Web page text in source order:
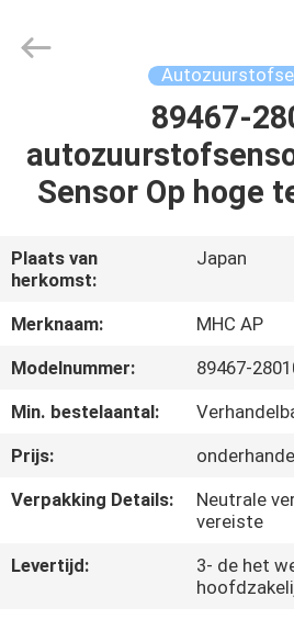
PRODUCTEN
ONGEVEER
ONS
FABRIEKSREIS
NEEM
OP
Limited.
89467-
Sensor Op hoge
Plaats van
herkomst:
Japan
Merknaam:
MHC AP
Modelnummer:
89467-
Min. bestelaantal:
Prijs:
Verpakking Details:
Neutrale
vereiste
Levertijd:
3- de het